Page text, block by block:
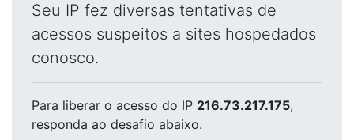
Seu IP fez diversas tentativas de
acessos suspeitos a sites hospedados
conosco.
Para liberar o acesso do IP 216.73.217.175,
responda ao desafio abaixo.